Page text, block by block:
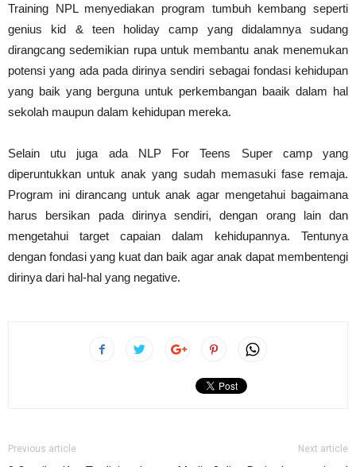
Training NPL menyediakan program tumbuh kembang seperti
genius kid & teen holiday camp yang didalamnya sudang
dirangcang sedemikian rupa untuk membantu anak menemukan
potensi yang ada pada dirinya sendiri sebagai fondasi kehidupan
yang baik yang berguna untuk perkembangan baaik dalam hal
sekolah maupun dalam kehidupan mereka.
Selain utu juga ada NLP For Teens Super camp yang
diperuntukkan untuk anak yang sudah memasuki fase remaja.
Program ini dirancang untuk anak agar mengetahui bagaimana
harus bersikan pada dirinya sendiri, dengan orang lain dan
mengetahui target capaian dalam kehidupannya. Tentunya
dengan fondasi yang kuat dan baik agar anak dapat membentengi
dirinya dari hal-hal yang negative.
Previous article Next article